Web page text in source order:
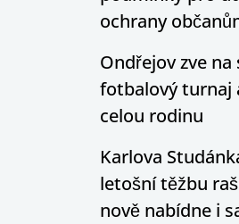
ochrany
Ondřejov zve
fotbalový turnaj
celou rodinu
Karlova
letošní těžbu
nově nabídne i